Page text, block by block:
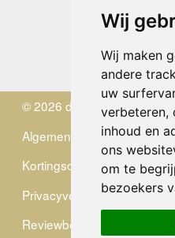
Wij
Wij maken
andere
uw
verbeteren,
inhoud en
ons
om te
bezoekers
Donderdag
10.00
Vrijdag 10.00 -
© 2026 de Zwerver
Algemene Voorwaarden
Kortingscode
Privacyverklaring
Reviewbeleid